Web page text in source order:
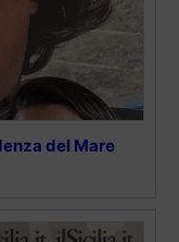
del Mare